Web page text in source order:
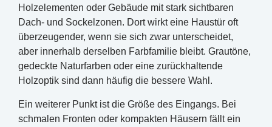
Holzelementen oder Gebäude mit stark sichtbaren
Dach- und Sockelzonen. Dort wirkt eine Haustür oft
überzeugender, wenn sie sich zwar unterscheidet,
aber innerhalb derselben Farbfamilie bleibt. Grautöne,
gedeckte Naturfarben oder eine zurückhaltende
Holzoptik sind dann häufig die bessere Wahl.
Ein weiterer Punkt ist die Größe des Eingangs. Bei
schmalen Fronten oder kompakten Häusern fällt ein